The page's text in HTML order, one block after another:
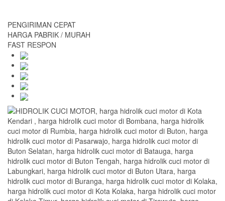
PENGIRIMAN CEPAT
HARGA PABRIK / MURAH
FAST RESPON